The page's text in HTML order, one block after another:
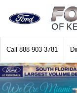
Call 888-903-3781